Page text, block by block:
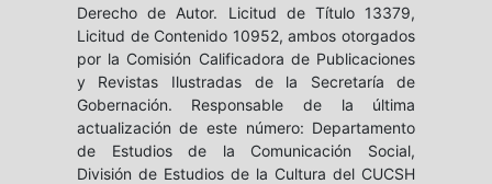
Derecho de Autor. Licitud de Título 13379,
Licitud de Contenido 10952, ambos otorgados
por la Comisión Calificadora de Publicaciones
y Revistas Ilustradas de la Secretaría de
Gobernación. Responsable de la última
actualización de este número: Departamento
de Estudios de la Comunicación Social,
División de Estudios de la Cultura del CUCSH